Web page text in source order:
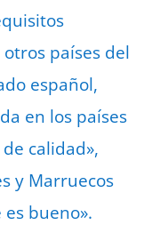
países del
español,
en los países
calidad»,
y Marruecos
bueno».